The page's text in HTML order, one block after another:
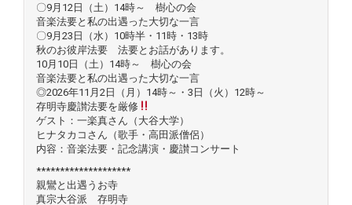
〇9月12日（土）14時～ 樹心の会
音楽法要と私の出遇った大切な一言
〇9月23日（水）10時半・11時・13時
秋のお彼岸法要 法要とお話があります。
10月10日（土）14時～ 樹心の会
音楽法要と私の出遇った大切な一言
◎2026年11月2日（月）14時～・3日（火）12時～
存明寺慶讃法要を厳修
ゲスト：一楽真さん（大谷大学）
ヒナタカコさん（歌手・高田派僧侶）
内容：音楽法要・記念講演・慶讃コンサート
********************
親鸞と出遇うお寺
真宗大谷派 存明寺